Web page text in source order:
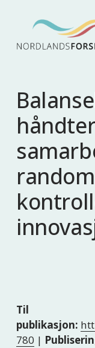
Til
publikasjon:
780 |